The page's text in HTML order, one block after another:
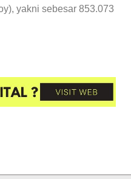
yakni sebesar 853.073